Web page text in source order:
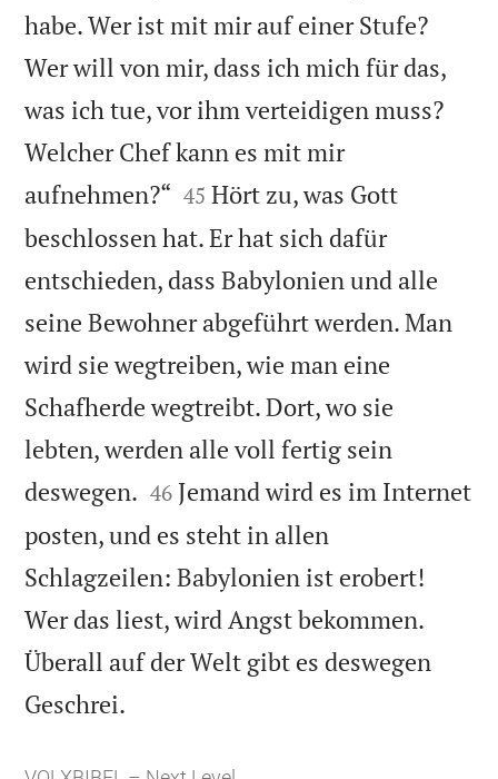
habe. Wer ist mit mir auf einer Stufe?
Wer will von mir, dass ich mich für das,
was ich tue, vor ihm verteidigen muss?
Welcher Chef kann es mit mir
aufnehmen?“ 

45 Hört zu, was Gott
beschlossen hat. Er hat sich dafür
entschieden, dass Babylonien und alle
seine Bewohner abgeführt werden. Man
wird sie wegtreiben, wie man eine
Schafherde wegtreibt. Dort, wo sie
lebten, werden alle voll fertig sein
deswegen. 

46 Jemand wird es im Internet
posten, und es steht in allen
Schlagzeilen: Babylonien ist erobert!
Wer das liest, wird Angst bekommen.
Überall auf der Welt gibt es deswegen
Geschrei.